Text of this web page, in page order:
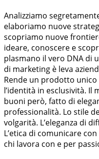
Analizziamo
elaboriamo nuove
scopriamo nuove
ideare, conoscere e
plasmano il vero DNA di
di marketing è leva
Rende un prodotto
l’identità in esclusività. Il
buoni però, fatto di
professionalità. Lo stile
volgarità. L’eleganza di
L’etica di comunicare
chi lavora con e per